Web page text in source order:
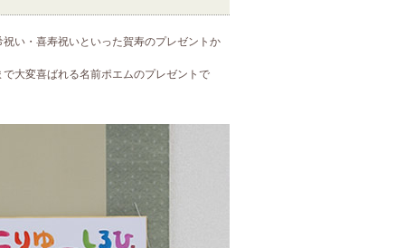
い・喜寿祝いといった賀寿のプレゼントか
大変喜ばれる名前ポエムのプレゼントで